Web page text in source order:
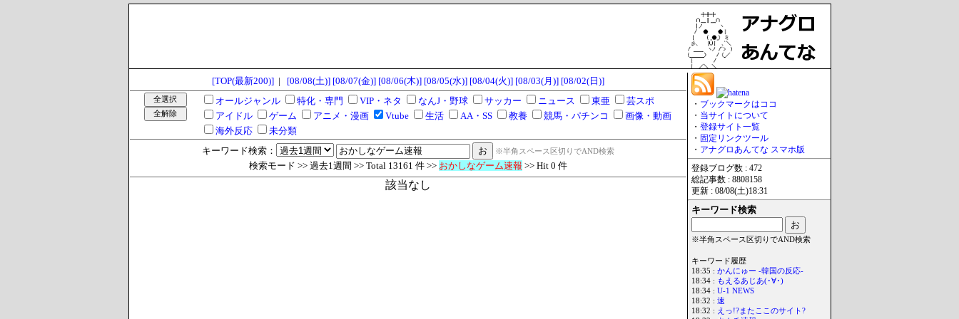
[TOP(最新200)]| [08/08(土)] [08/07(金)] [08/06(木)] [08/05(水)] [08/04(火)] [08/03(月)] [08/02(日)]
オールジャンル
特化・専門 VIP・ネタ なんJ・野球 サッカー ニュース 東亜
芸スポ
アイドル
ゲーム アニメ・漫画 Vtube 生活 AA・SS 教養 競馬・パチンコ
画像・動画
海外反応
未分類
キーワード検索：
※半角スペース区切りでAND検索
検索モード >> 過去1週間 >> Total 13161 件 >> おかしなゲーム速報 >> Hit 0 件
該当なし
・ ブックマークはココ
・ 当サイトについて
・ 登録サイト一覧
・ 固定リンクツール
・ アナグロあんてな スマホ版
登録ブログ数 : 472
総記事数 : 8808158
更新 : 08/08(土)18:31
キーワード検索
※半角スペース区切りでAND検索
キーワード履歴
18:35 : かんにゅー -韓国の反応-
18:34 : もえるあじあ(･∀･)
18:34 : U-1 NEWS
18:32 : 速
18:32 : えっ!?またここのサイト?